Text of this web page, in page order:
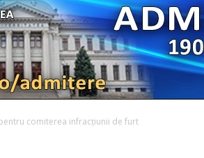
Libertăţii
comiterea infracţiunii de furt